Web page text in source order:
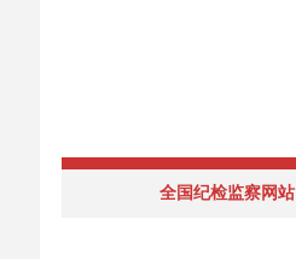
全国纪检监察网站